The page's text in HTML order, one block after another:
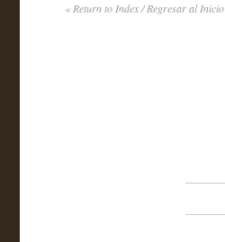
« Return to Index / Regresar al Inicio